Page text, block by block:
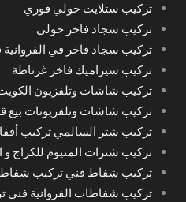
تركيب ستلايت حولي فوري
تركيب سجاد فاخر حولي
تركيب سجاد فاخر في
تركيب سيراميك فاخر غرناطة
تركيب شاشات وتلفزيون
تركيب شاشات وتلفزيونات
تركيب شتر السالمي تركيب
تركيب شترات المنيوم للكراج
تركيب شفاط فني تركيب
تركيب شفاطات الفروانية فني